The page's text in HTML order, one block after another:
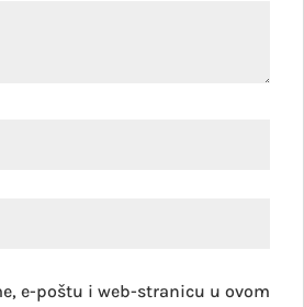
e-poštu i web-stranicu u ovom